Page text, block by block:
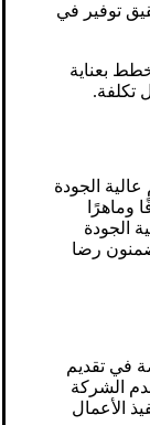
توفير في
بعناية
تكلفة.
الجودة
وماهرًا
الجودة
رضا
في تقديم
الشركة
الأعمال